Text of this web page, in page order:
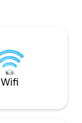
Wifi